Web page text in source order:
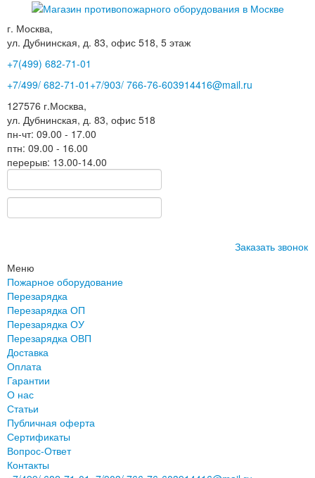
г. Москва,
ул. Дубнинская, д. 83, офис 518, 5 этаж
+7(499) 682-71-01
+7/499/ 682-71-01 +7/903/ 766-76-603914416@mail.ru
127576 г.Москва,
ул. Дубнинская, д. 83, офис 518
пн-чт: 09.00 - 17.00
птн: 09.00 - 16.00
перерыв: 13.00-14.00
Заказать звонок
Меню
Пожарное оборудование
Перезарядка
Перезарядка ОП
Перезарядка ОУ
Перезарядка ОВП
Доставка
Оплата
Гарантии
О нас
Статьи
Публичная оферта
Сертификаты
Вопрос-Ответ
Контакты